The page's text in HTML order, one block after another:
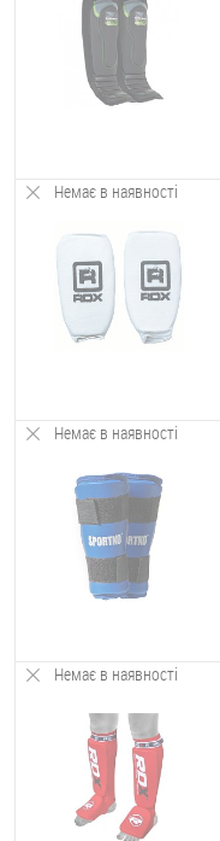
Немає в наявності
Немає в наявності
Немає в наявності